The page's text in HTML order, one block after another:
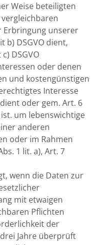
Weise beteiligten
Erbringung unserer
b) DSGVO dient,
DSGVO
oder denen
und kostengünstigen
Interesse
oder gem. Art. 6
um lebenswichtige
anderen
oder im Rahmen
1 lit. a), Art. 7
wenn die Daten zur
mit etwaigen
Pflichten
der
Jahre überprüft